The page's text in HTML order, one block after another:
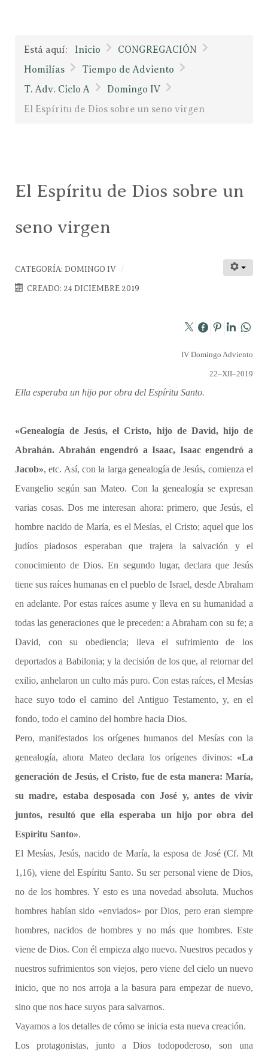
Está aquí: Inicio
CONGREGACIÓN
Homilías
Tiempo de Adviento
T. Adv. Ciclo A
Domingo IV
El Espíritu de Dios sobre un seno virgen
El Espíritu de Dios sobre un
seno virgen
CATEGORÍA: DOMINGO IV
CREADO: 24 DICIEMBRE 2019
IV Domingo Adviento
22–XII–2019
Ella esperaba un hijo por obra del Espíritu Santo.
«Genealogía de Jesús, el Cristo, hijo de David, hijo de
Abrahán. Abrahán engendró a Isaac, Isaac engendró a
Jacob», etc. Así, con la larga genealogía de Jesús, comienza el
Evangelio según san Mateo. Con la genealogía se expresan
varias cosas. Dos me interesan ahora: primero, que Jesús, el
hombre nacido de María, es el Mesías, el Cristo; aquel que los
judíos piadosos esperaban que trajera la salvación y el
conocimiento de Dios. En segundo lugar, declara que Jesús
tiene sus raíces humanas en el pueblo de Israel, desde Abraham
en adelante. Por estas raíces asume y lleva en su humanidad a
todas las generaciones que le preceden: a Abraham con su fe; a
David, con su obediencia; lleva el sufrimiento de los
deportados a Babilonia; y la decisión de los que, al retornar del
exilio, anhelaron un culto más puro. Con estas raíces, el Mesías
hace suyo todo el camino del Antiguo Testamento, y, en el
fondo, todo el camino del hombre hacia Dios.
Pero, manifestados los orígenes humanos del Mesías con la
genealogía, ahora Mateo declara los orígenes divinos: «La
generación de Jesús, el Cristo, fue de esta manera: María,
su madre, estaba desposada con José y, antes de vivir
juntos, resultó que ella esperaba un hijo por obra del
Espíritu Santo».
El Mesías, Jesús, nacido de María, la esposa de José (Cf. Mt
1,16), viene del Espíritu Santo. Su ser personal viene de Dios,
no de los hombres. Y esto es una novedad absoluta. Muchos
hombres habían sido «enviados» por Dios, pero eran siempre
hombres, nacidos de hombres y no más que hombres. Este
viene de Dios. Con él empieza algo nuevo. Nuestros pecados y
nuestros sufrimientos son viejos, pero viene del cielo un nuevo
inicio, que no nos arroja a la basura para empezar de nuevo,
sino que nos hace suyos para salvarnos.
Vayamos a los detalles de cómo se inicia esta nueva creación.
Los protagonistas, junto a Dios todopoderoso, son una